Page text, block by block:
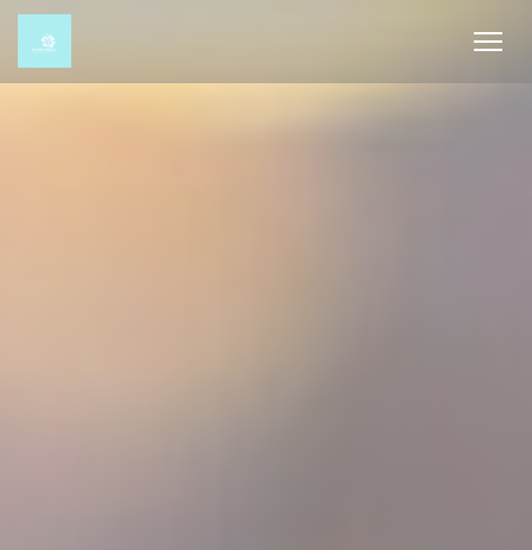
Cookie- hanteringspanel